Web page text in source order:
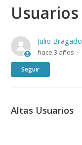
Usuarios
Julio Bragado
hace 3 años
Seguir
Altas Usuarios